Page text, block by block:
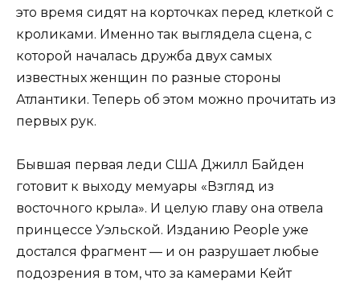
это время сидят на корточках перед клеткой с
кроликами. Именно так выглядела сцена, с
которой началась дружба двух самых
известных женщин по разные стороны
Атлантики. Теперь об этом можно прочитать из
первых рук.
Бывшая первая леди США Джилл Байден
готовит к выходу мемуары «Взгляд из
восточного крыла». И целую главу она отвела
принцессе Уэльской. Изданию People уже
достался фрагмент — и он разрушает любые
подозрения в том, что за камерами Кейт